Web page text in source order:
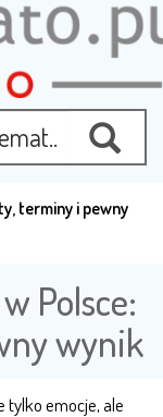
terminy i pewny
Polsce:
wynik
tylko emocje, ale